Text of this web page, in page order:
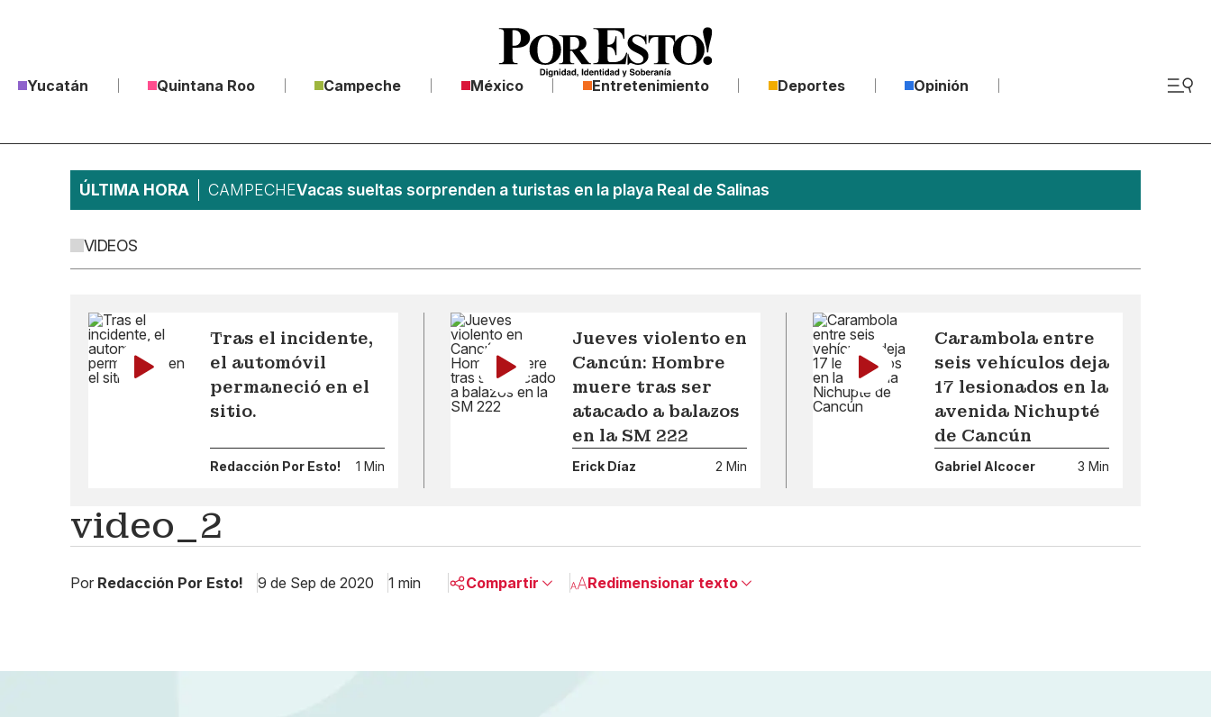
Yucatán Quintana Roo Campeche México Entretenimiento Deportes Opinión
ÚLTIMA HORA CAMPECHEVacas sueltas sorprenden a turistas en la playa Real de Salinas
VIDEOS
Tras el incidente,
el automóvil
permaneció en el
sitio.
Redacción Por Esto! 1 Min
Jueves violento en
Cancún: Hombre
muere tras ser
atacado a balazos
en la SM 222
Erick Díaz 2 Min
Carambola entre
seis vehículos deja
17 lesionados en la
avenida Nichupté
de Cancún
Gabriel Alcocer 3 Min
video_2
Por Redacción Por Esto! 9 de Sep de 2020 1 min Compartir Redimensionar texto
Grande